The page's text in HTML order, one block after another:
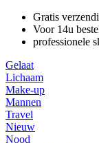
Gratis
Voor 14u
professionele
Gelaat
Lichaam
Make-up
Mannen
Travel
Nieuw
Nood